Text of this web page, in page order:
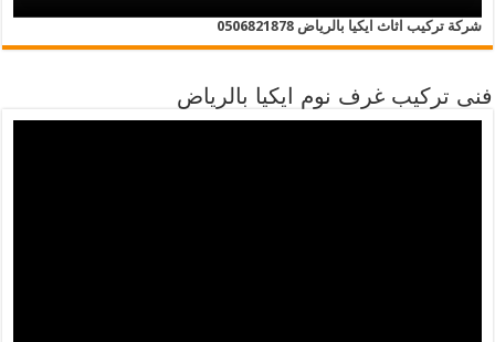
شركة تركيب اثاث ايكيا بالرياض 0506821878
فنى تركيب غرف نوم ايكيا بالرياض